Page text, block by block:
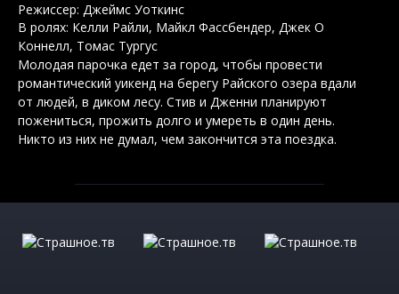
Режиссер: Джеймс Уоткинс
В ролях: Келли Райли, Майкл Фассбендер, Джек О
Коннелл, Томас Тургус
Молодая парочка едет за город, чтобы провести
романтический уикенд на берегу Райского озера вдали
от людей, в диком лесу. Стив и Дженни планируют
пожениться, прожить долго и умереть в один день.
Никто из них не думал, чем закончится эта поездка.